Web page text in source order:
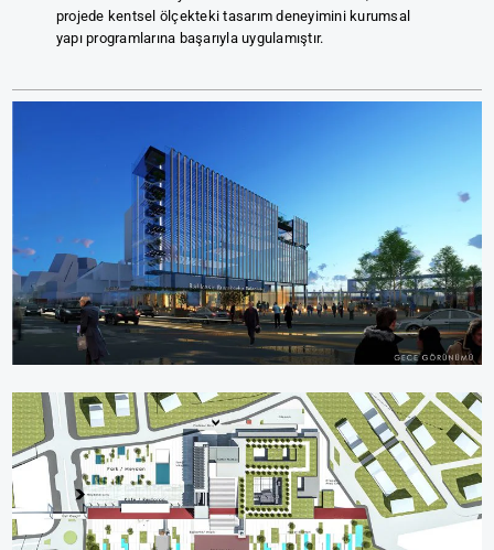
projede kentsel ölçekteki tasarım deneyimini kurumsal
yapı programlarına başarıyla uygulamıştır.